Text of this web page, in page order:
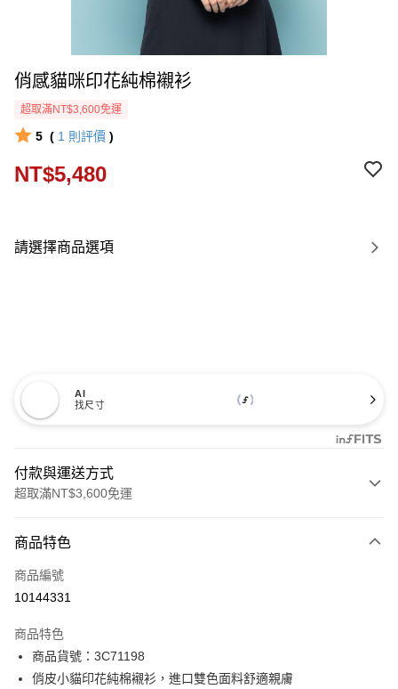
俏感貓咪印花純棉襯衫
超取滿NT$3,600免運
5 ( 1 則評價 )
NT$5,480
請選擇商品選項
AI
找尺寸
付款與運送方式
超取滿NT$3,600免運
信用卡一次付款
信用卡分期付款
合作金庫商業銀行
華南商業銀行
上海商業儲蓄銀行
台北富邦商業銀行
LINE Pay
Apple Pay
商品特色
商品編號
10144331
商品特色
商品貨號：3C71198
俏皮小貓印花純棉襯衫，進口雙色面料舒適親膚